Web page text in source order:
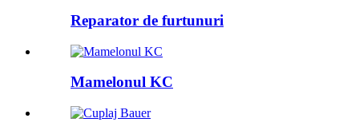
Reparator de furtunuri
Mamelonul KC